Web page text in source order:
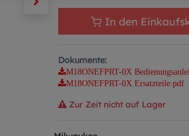
In den
Dokumente:
M18ONEFPRT-0X
M18ONEFPRT-0X Ersatzteile.pdf
Zur Zeit nicht auf Lager